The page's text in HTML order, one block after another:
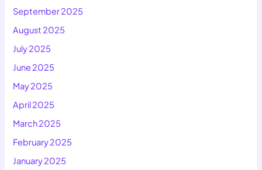
September 2025
August 2025
July 2025
June 2025
May 2025
April 2025
March 2025
February 2025
January 2025